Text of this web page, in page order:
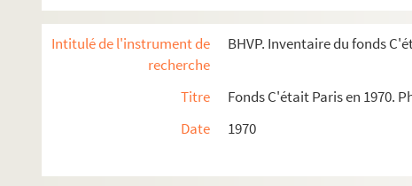
Intitulé de l'instrument de
recherche
BHVP. Inventaire du fonds
Titre
Fonds C'était Paris en 1970.
Date
1970
Carré 31
Carré 32